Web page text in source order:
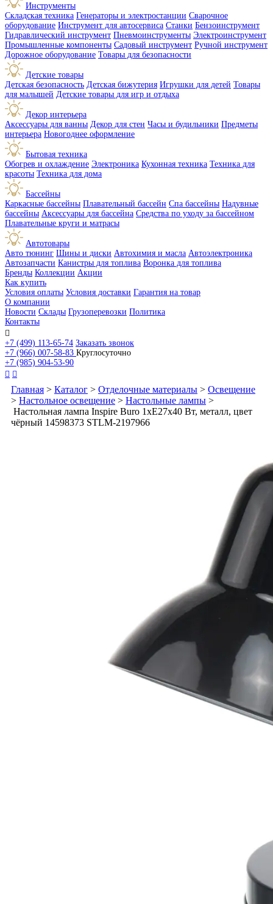
Инструменты
Складская техника Генераторы и электростанции Сварочное
оборудование Инструмент для автосервиса Станки Бензоинструмент
Гидравлический инструмент Пневмоинструменты Электроинструмент
Промышленные компоненты Садовый инструмент Ручной инструмент
Дорожное оборудование Товары для безопасности
Детские товары
Детская безопасность Детская бижутерия Игрушки для детей Товары
для малышей Детские товары для игр и отдыха
Декор интерьера
Аксессуары для ванны Декор для стен Часы и будильники Предметы
интерьера Новогоднее оформление
Бытовая техника
Обогрев и охлаждение Электроника Кухонная техника Техника для
красоты Техника для дома
Бассейны
Каркасные бассейны Плавательный бассейн Спа бассейны Надувные
бассейны Аксессуары для бассейна Средства по уходу за бассейном
Плавательные круги и матрасы
Автотовары
Авто тюнинг Шины и диски Автохимия и масла Автоэлектроника
Автозапчасти Канистры для топлива Воронка для топлива
Бренды Коллекции Акции
Как купить
Условия оплаты Условия доставки Гарантия на товар
О компании
Новости Склады Грузоперевозки Политика
Контакты

+7 (499) 113-65-74 Заказать звонок
+7 (966) 007-58-83 Круглосуточно
+7 (985) 904-53-90
 
Главная > Каталог > Отделочные материалы > Освещение
> Настольное освещение > Настольные лампы >
Настольная лампа Inspire Buro 1xE27х40 Вт, металл, цвет
чёрный 14598373 STLM-2197966